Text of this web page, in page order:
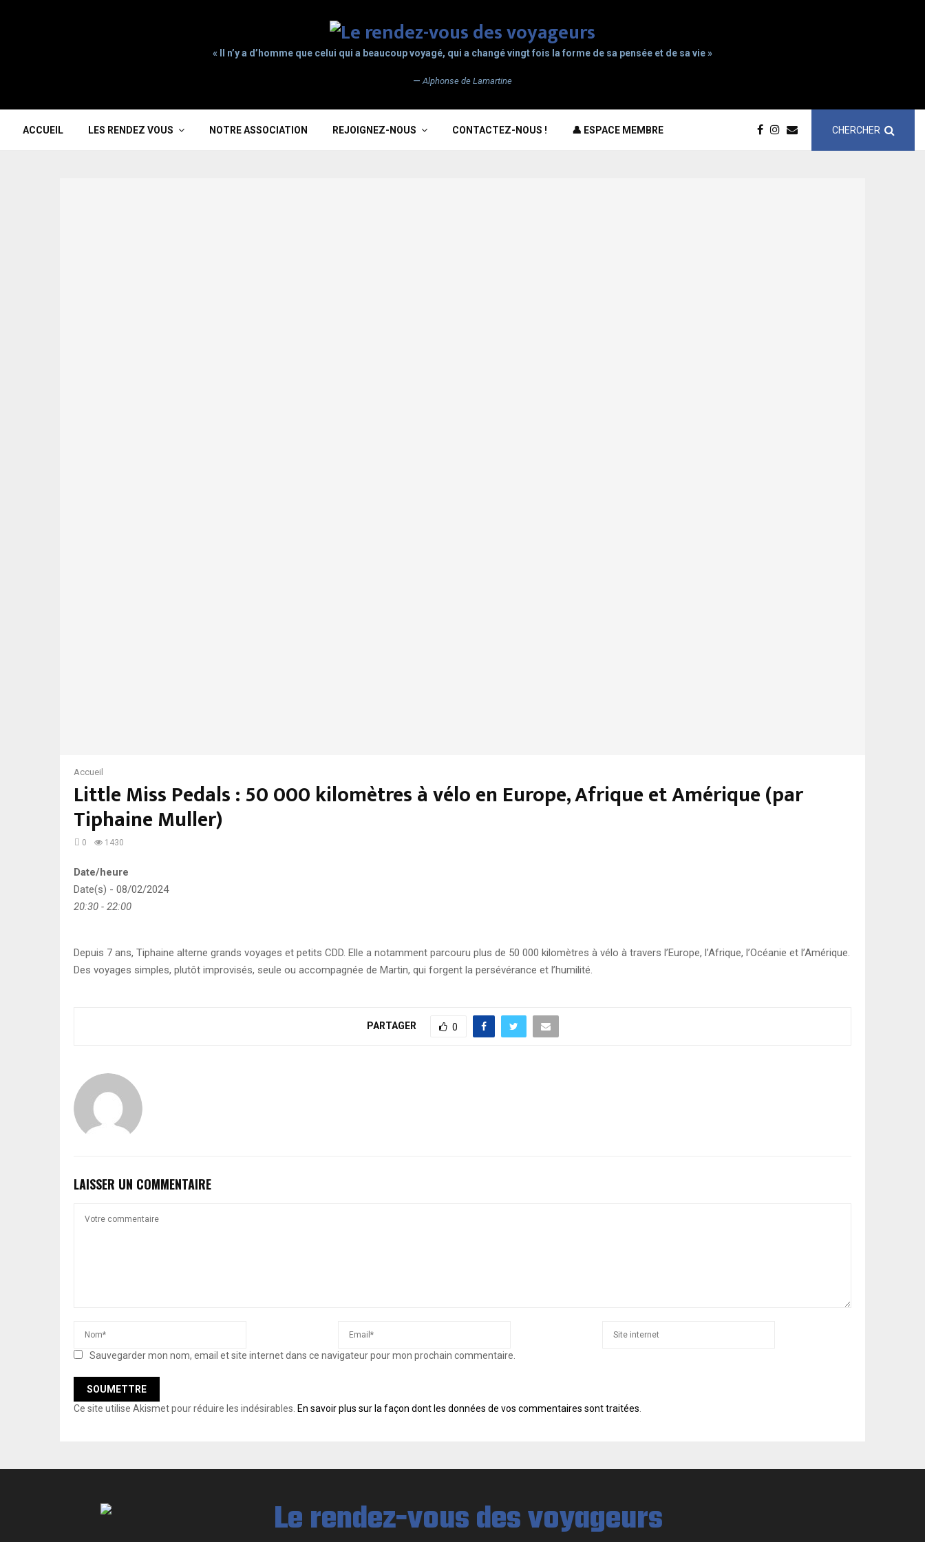
« Il n’y a d’homme que celui qui a beaucoup voyagé, qui a changé vingt fois la forme de sa pensée et de sa vie »
— Alphonse de Lamartine
ACCUEIL LES RENDEZ VOUS NOTRE ASSOCIATION REJOIGNEZ-NOUS CONTACTEZ-NOUS ! 👤 ESPACE MEMBRE CHERCHER
Accueil
Little Miss Pedals : 50 000 kilomètres à vélo en Europe, Afrique et Amérique (par
Tiphaine Muller)
0 1430
Date/heure
Date(s) - 08/02/2024
20:30 - 22:00
Depuis 7 ans, Tiphaine alterne grands voyages et petits CDD. Elle a notamment parcouru plus de 50 000 kilomètres à vélo à travers l’Europe, l’Afrique, l’Océanie et l’Amérique.
Des voyages simples, plutôt improvisés, seule ou accompagnée de Martin, qui forgent la persévérance et l’humilité.
PARTAGER 0
LAISSER UN COMMENTAIRE
Sauvegarder mon nom, email et site internet dans ce navigateur pour mon prochain commentaire.
Ce site utilise Akismet pour réduire les indésirables. En savoir plus sur la façon dont les données de vos commentaires sont traitées